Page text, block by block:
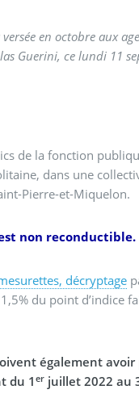
en octobre aux
Guerini, ce lundi 11
de la fonction
dans une
Pierre-et-Miquelon.
non reconductible.
décryptage
du point d’indice
également avoir
du 1er juillet 2022 au